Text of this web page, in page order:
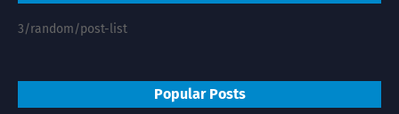
3/random/post-list
Popular Posts